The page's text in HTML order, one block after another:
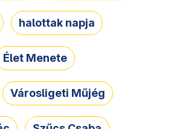
halottak napja
Élet Menete
Városligeti Műjég